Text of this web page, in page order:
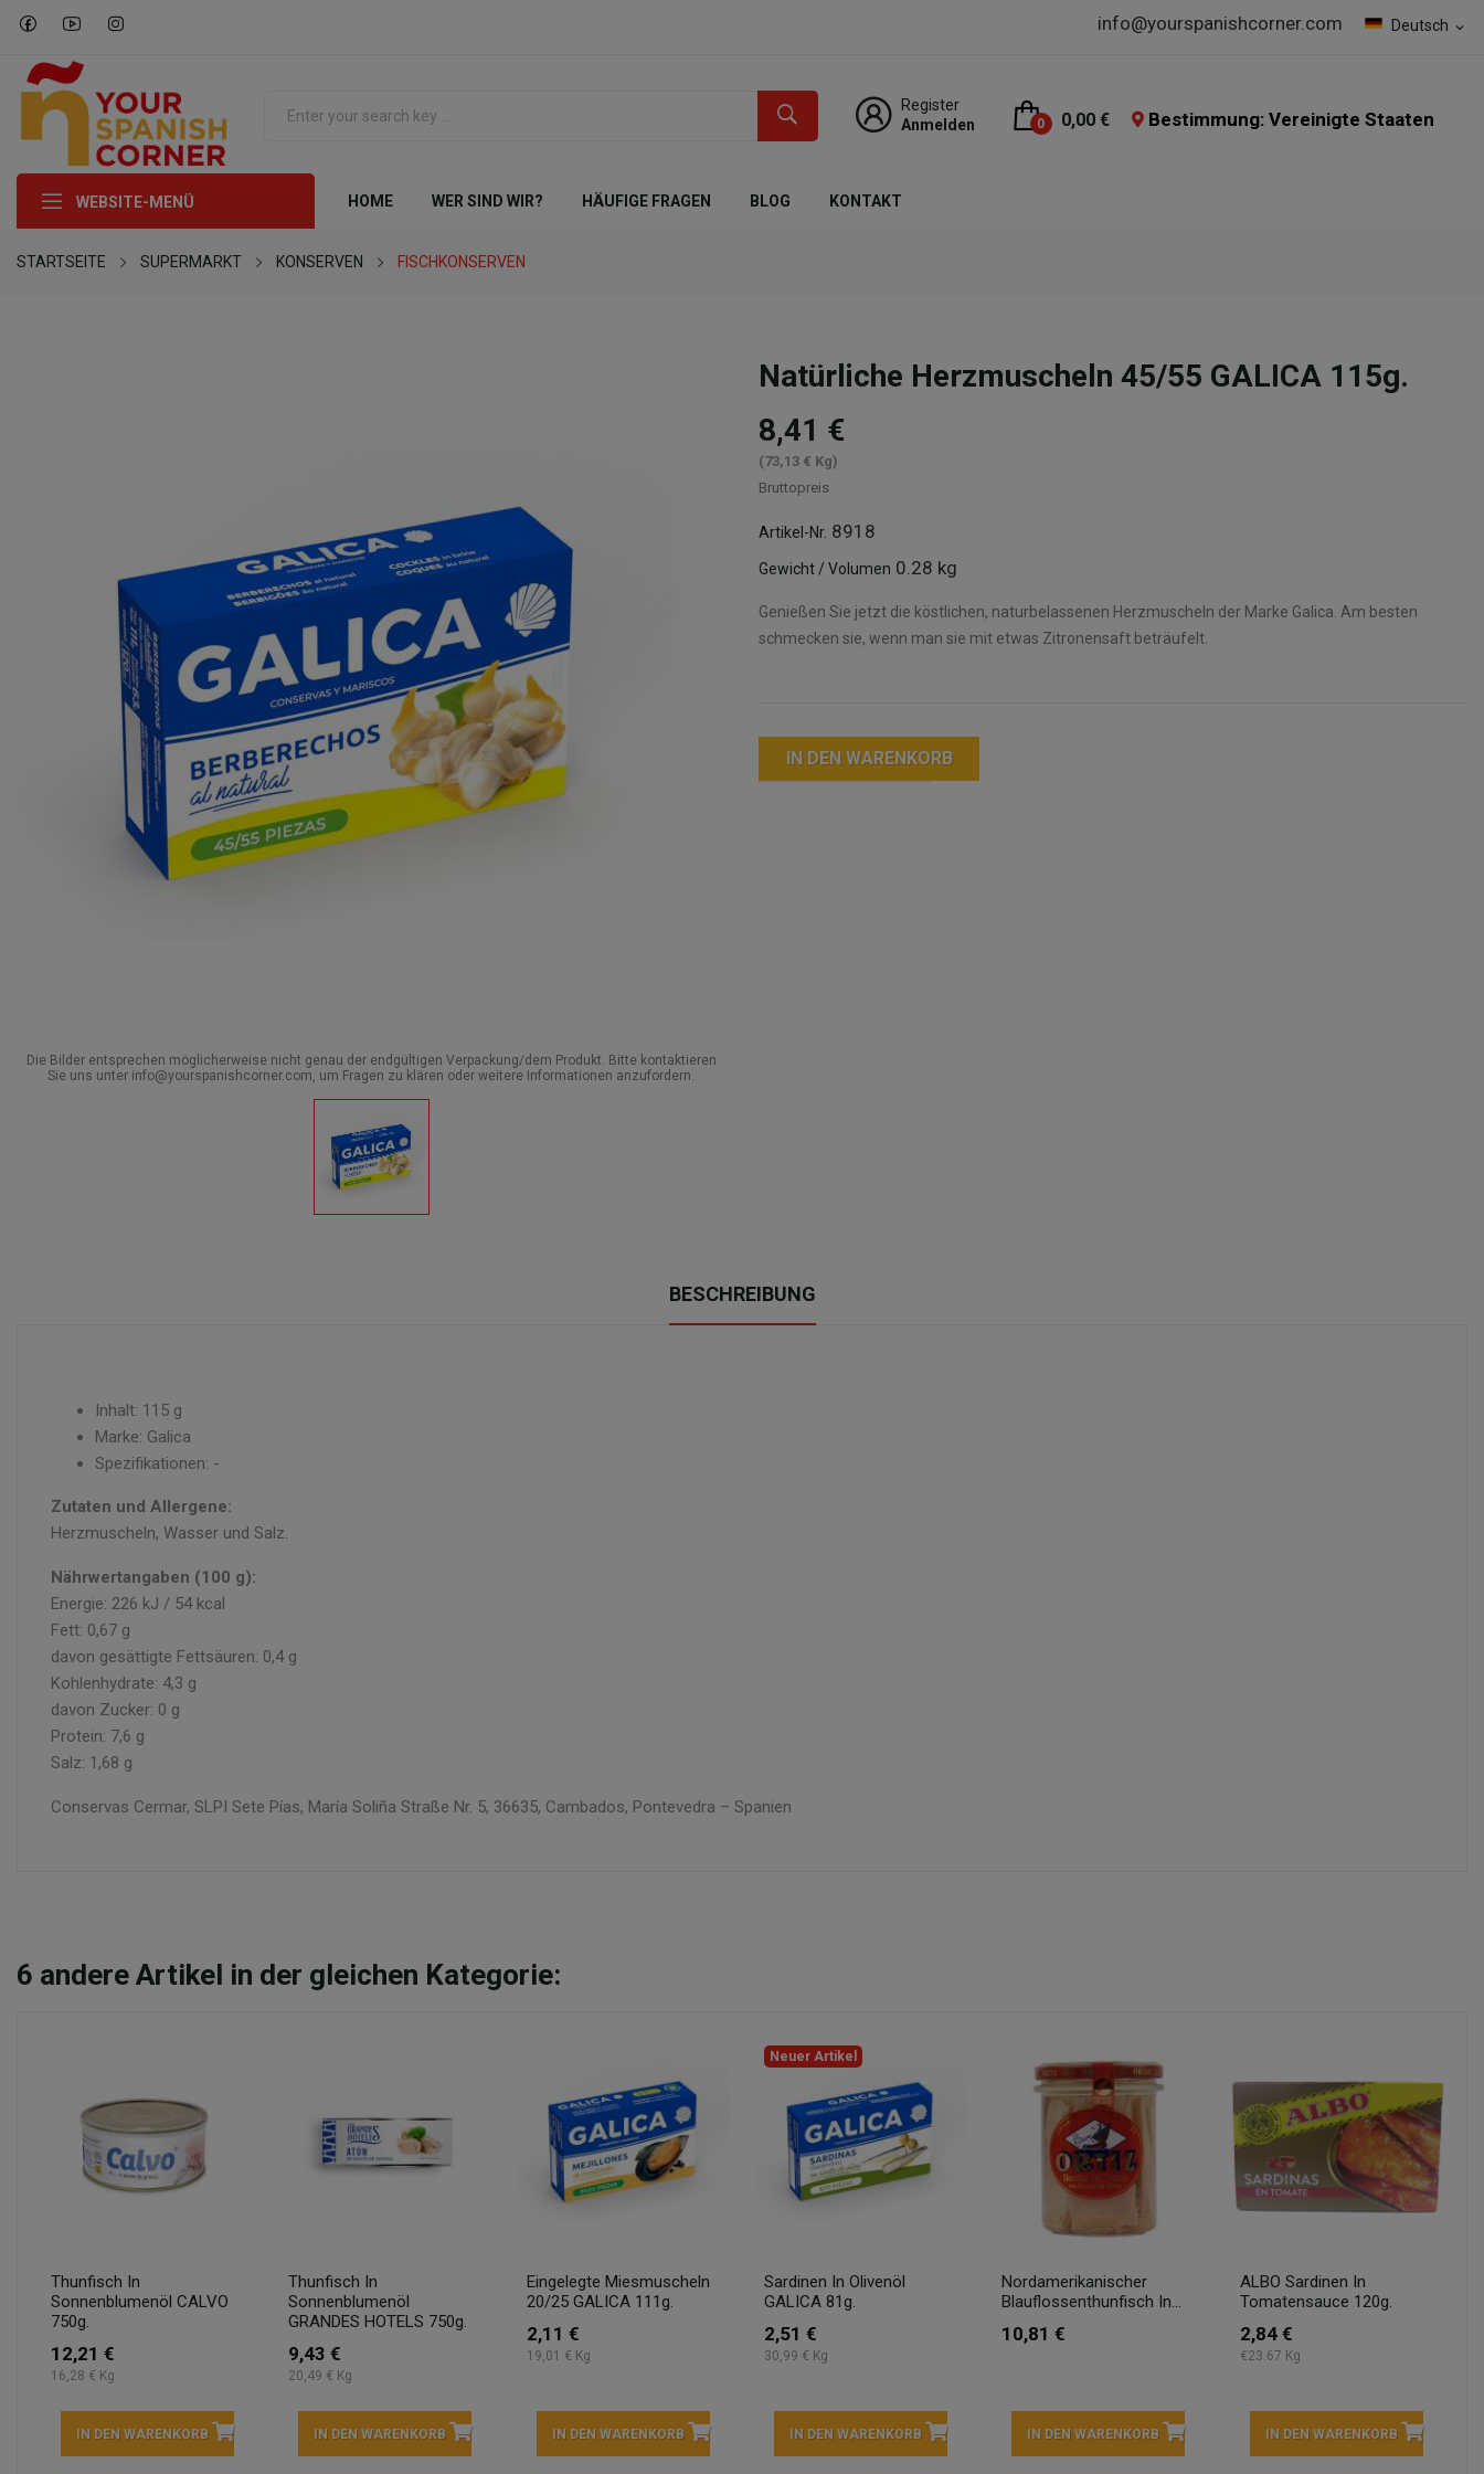
Deutsch expand_more
info@yourspanishcorner.com
Register
Anmelden
0 0,00 € Bestimmung: Vereinigte Staaten
WEBSITE-MENÜ HOME WER SIND WIR? HÄUFIGE FRAGEN BLOG KONTAKT
STARTSEITE SUPERMARKT KONSERVEN FISCHKONSERVEN
Die Bilder entsprechen möglicherweise nicht genau der endgültigen Verpackung/dem Produkt. Bitte kontaktieren
Sie uns unter info@yourspanishcorner.com, um Fragen zu klären oder weitere Informationen anzufordern.
Natürliche Herzmuscheln 45/55 GALICA 115g.
8,41 €
(73,13 € Kg)
Bruttopreis
Artikel-Nr. 8918
Gewicht / Volumen 0.28 kg
Genießen Sie jetzt die köstlichen, naturbelassenen Herzmuscheln der Marke Galica. Am besten
schmecken sie, wenn man sie mit etwas Zitronensaft beträufelt.
IN DEN WARENKORB
BESCHREIBUNG
Inhalt: 115 g
Marke: Galica
Spezifikationen: -
Zutaten und Allergene:
Herzmuscheln, Wasser und Salz.
Nährwertangaben (100 g):
Energie: 226 kJ / 54 kcal
Fett: 0,67 g
davon gesättigte Fettsäuren: 0,4 g
Kohlenhydrate: 4,3 g
davon Zucker: 0 g
Protein: 7,6 g
Salz: 1,68 g
Conservas Cermar, SLPI Sete Pías, María Soliña Straße Nr. 5, 36635, Cambados, Pontevedra – Spanien
6 andere Artikel in der gleichen Kategorie:
Thunfisch In
Sonnenblumenöl CALVO
750g.
12,21 €
16,28 € Kg
IN DEN WARENKORB
Thunfisch In
Sonnenblumenöl
GRANDES HOTELS 750g.
9,43 €
20,49 € Kg
IN DEN WARENKORB
Eingelegte Miesmuscheln
20/25 GALICA 111g.
2,11 €
19,01 € Kg
IN DEN WARENKORB
Neuer Artikel
Sardinen In Olivenöl
GALICA 81g.
2,51 €
30,99 € Kg
IN DEN WARENKORB
Nordamerikanischer
Blauflossenthunfisch In...
10,81 €
IN DEN WARENKORB
ALBO Sardinen In
Tomatensauce 120g.
2,84 €
€23.67 Kg
IN DEN WARENKORB